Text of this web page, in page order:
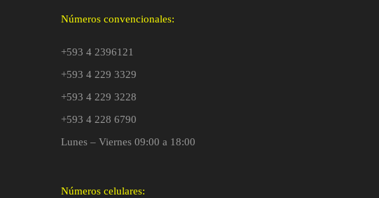
Números convencionales:
+593 4 2396121
+593 4 229 3329
+593 4 229 3228
+593 4 228 6790
Lunes – Viernes 09:00 a 18:00
Números celulares: